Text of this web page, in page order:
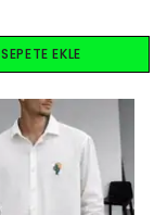
SEPETE EKLE